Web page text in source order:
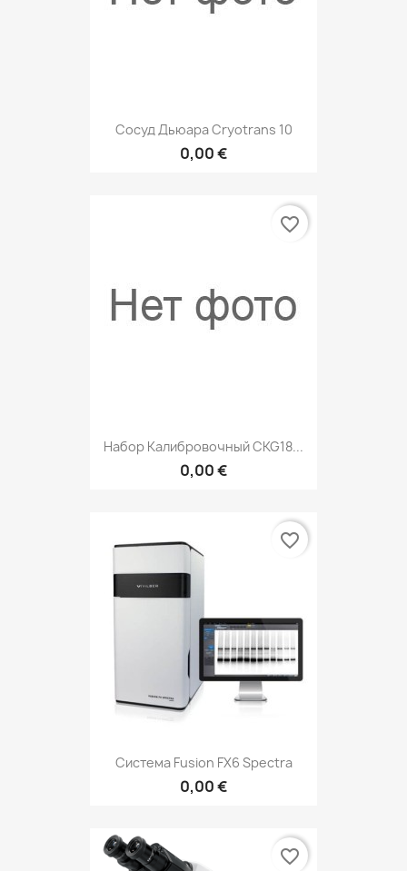
Сосуд Дьюара Cryotrans 10
0,00 €
Набор Калибровочный CKG18...
0,00 €
favorite_border
Система Fusion FX6 Spectra
0,00 €
favorite_border
favorite_border